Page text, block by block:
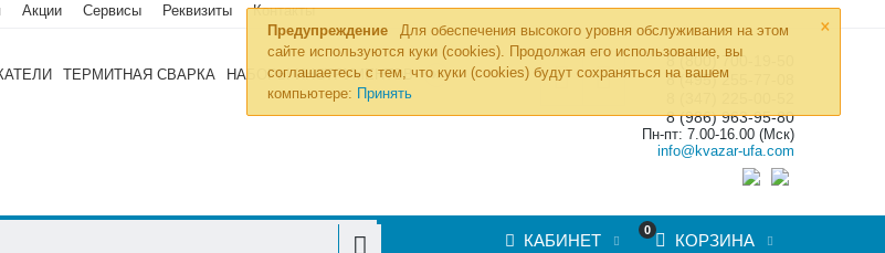
×
Предупреждение
Для обеспечения высокого уровня обслуживания на этом
сайте используются куки (cookies). Продолжая его использование, вы
соглашаетесь с тем, что куки (cookies) будут сохраняться на вашем
компьютере: Принять
Акции Сервисы Реквизиты Контакты
ТЕРМИТНАЯ СВАРКА НАБОРЫ ИНСТРУМЕНТОВ »
8 (800) 700-19-50
8 (495) 255-77-08
8 (986) 963-95-80
Пн-пт: 7.00-16.00 (Мск)
info@kvazar-ufa.com
0
КОРЗИНА
КАБИНЕТ